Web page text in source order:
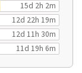
15d 2h 2m
12d 22h 19m
12d 11h 30m
11d 19h 6m